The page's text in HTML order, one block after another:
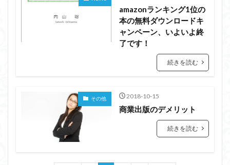
amazonランキング1位の
本の無料ダウンロードキ
ャンペーン、いよいよ終
了です！
続きを読む
その他 2018-10-15
商業出版のデメリット
続きを読む